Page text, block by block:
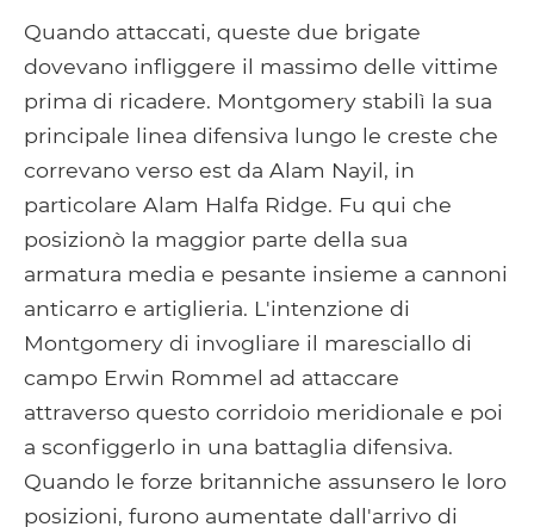
Quando attaccati, queste due brigate
dovevano infliggere il massimo delle vittime
prima di ricadere. Montgomery stabilì la sua
principale linea difensiva lungo le creste che
correvano verso est da Alam Nayil, in
particolare Alam Halfa Ridge. Fu qui che
posizionò la maggior parte della sua
armatura media e pesante insieme a cannoni
anticarro e artiglieria. L'intenzione di
Montgomery di invogliare il maresciallo di
campo Erwin Rommel ad attaccare
attraverso questo corridoio meridionale e poi
a sconfiggerlo in una battaglia difensiva.
Quando le forze britanniche assunsero le loro
posizioni, furono aumentate dall'arrivo di